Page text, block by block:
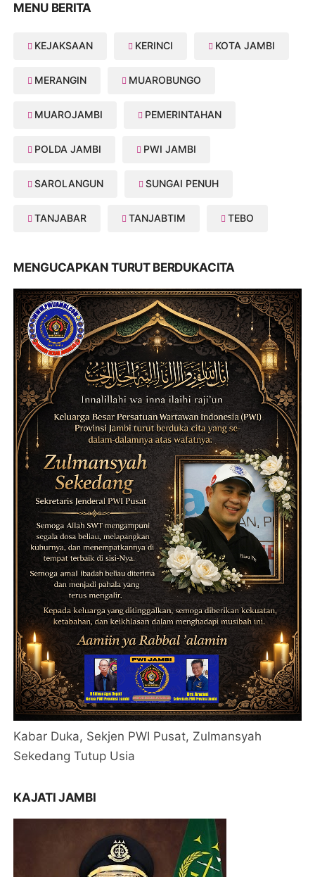
MENU BERITA
KEJAKSAAN KERINCI KOTA JAMBI
MERANGIN MUAROBUNGO
MUAROJAMBI PEMERINTAHAN
POLDA JAMBI PWI JAMBI
SAROLANGUN SUNGAI PENUH
TANJABAR TANJABTIM TEBO
MENGUCAPKAN TURUT BERDUKACITA
Kabar Duka, Sekjen PWI Pusat, Zulmansyah
Sekedang Tutup Usia
KAJATI JAMBI